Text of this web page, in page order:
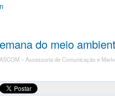
do meio
ASCOM – Assessoria de Comunicação e